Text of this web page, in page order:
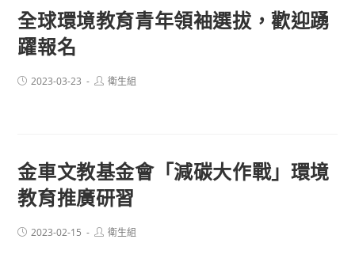
全球環境教育青年領袖選拔，歡迎踴
躍報名
Post2023-03-23
Post衛生組
金車文教基金會「減碳大作戰」環境
教育推廣研習
Post2023-02-15
Post衛生組